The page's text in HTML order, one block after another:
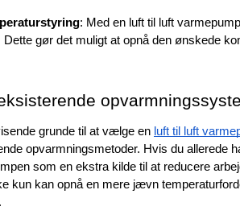
: Med en luft til luft
gør det muligt at opnå den ønskede
grunde til at vælge en luft til luft
opvarmningsmetoder. Hvis du allerede
som en ekstra kilde til at reducere
kun kan opnå en mere jævn